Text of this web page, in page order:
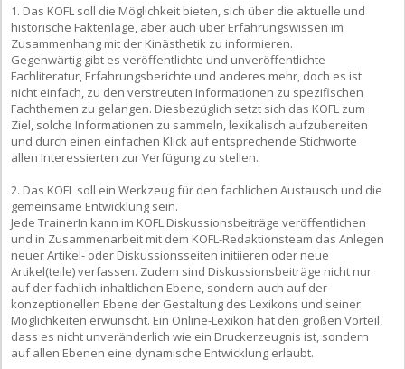
1. Das KOFL soll die Möglichkeit bieten, sich über die aktuelle und
historische Faktenlage, aber auch über Erfahrungswissen im
Zusammenhang mit der Kinästhetik zu informieren.
Gegenwärtig gibt es veröffentlichte und unveröffentlichte
Fachliteratur, Erfahrungsberichte und anderes mehr, doch es ist
nicht einfach, zu den verstreuten Informationen zu spezifischen
Fachthemen zu gelangen. Diesbezüglich setzt sich das KOFL zum
Ziel, solche Informationen zu sammeln, lexikalisch aufzubereiten
und durch einen einfachen Klick auf entsprechende Stichworte
allen Interessierten zur Verfügung zu stellen.
2. Das KOFL soll ein Werkzeug für den fachlichen Austausch und die
gemeinsame Entwicklung sein.
Jede TrainerIn kann im KOFL Diskussionsbeiträge veröffentlichen
und in Zusammenarbeit mit dem KOFL-Redaktionsteam das Anlegen
neuer Artikel- oder Diskussionsseiten initiieren oder neue
Artikel(teile) verfassen. Zudem sind Diskussionsbeiträge nicht nur
auf der fachlich-inhaltlichen Ebene, sondern auch auf der
konzeptionellen Ebene der Gestaltung des Lexikons und seiner
Möglichkeiten erwünscht. Ein Online-Lexikon hat den großen Vorteil,
dass es nicht unveränderlich wie ein Druckerzeugnis ist, sondern
auf allen Ebenen eine dynamische Entwicklung erlaubt.